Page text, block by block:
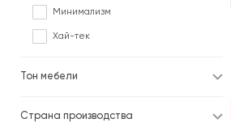
Минимализм
Хай-тек
Тон мебели
Страна производства